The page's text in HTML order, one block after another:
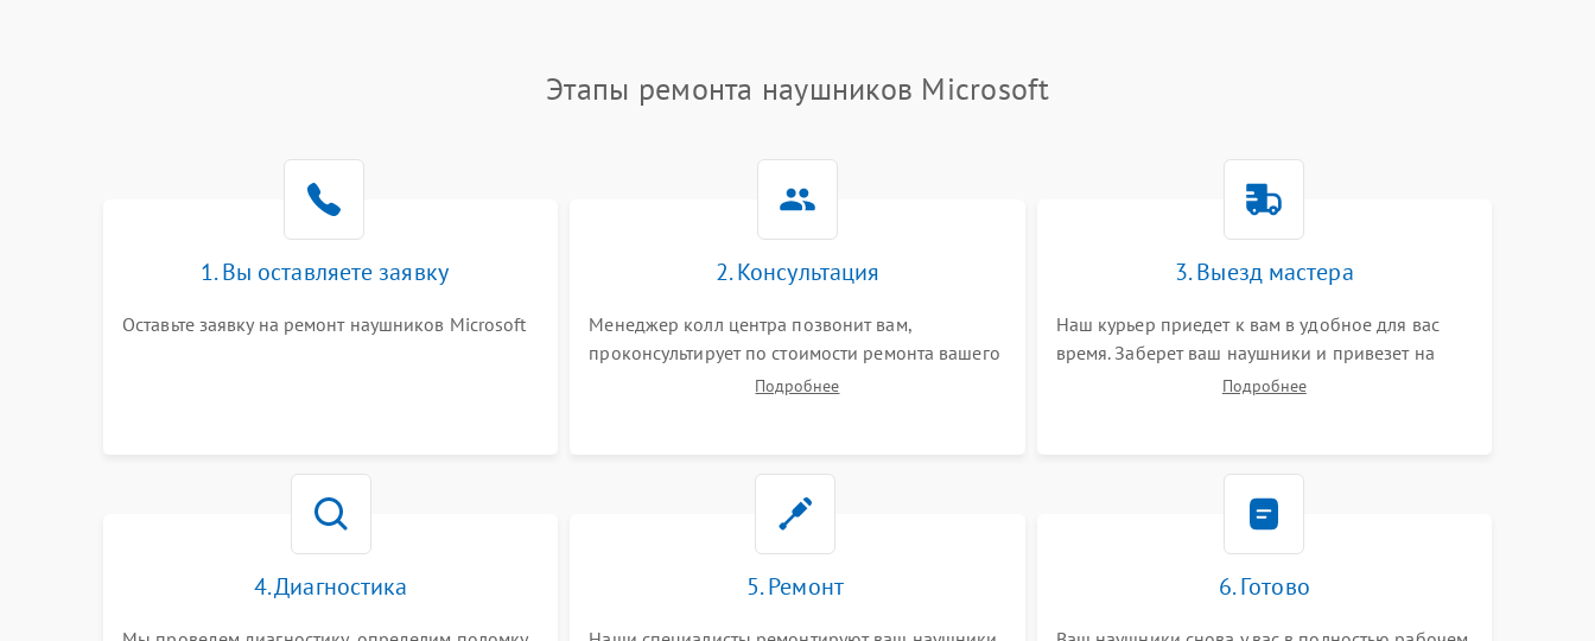
Этапы ремонта наушников Microsoft
1. Вы оставляете заявку
Оставьте заявку на ремонт наушников Microsoft
2. Консультация
Менеджер колл центра позвонит вам,
проконсультирует по стоимости ремонта вашего
наушников а также ответит на все ваши
Подробнее
3. Выезд мастера
Наш курьер приедет к вам в удобное для вас
время. Заберет ваш наушники и привезет на
склад для диагностики.Подробнее
4. Диагностика 5. Ремонт 6. Готово